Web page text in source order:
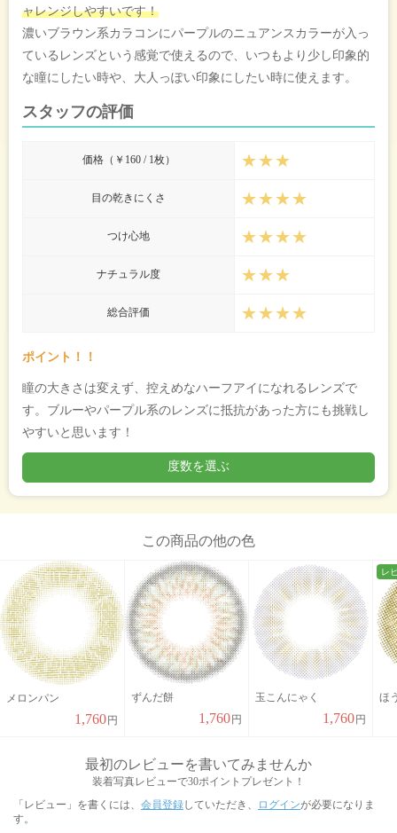
ャレンジしやすいです！
濃いブラウン系カラコンにパープルのニュアンスカラーが入っ
ているレンズという感覚で使えるので、いつもより少し印象的
な瞳にしたい時や、大人っぽい印象にしたい時に使えます。
スタッフの評価
価格（￥160 / 1枚） ★★★
目の乾きにくさ ★★★★
つけ心地 ★★★★
ナチュラル度 ★★★
総合評価 ★★★★
ポイント！！
瞳の大きさは変えず、控えめなハーフアイになれるレンズで
す。ブルーやパープル系のレンズに抵抗があった方にも挑戦し
やすいと思います！
度数を選ぶ
この商品の他の色
メロンパン
1,760 円
ずんだ餅
1,760 円
玉こんにゃく
1,760 円
レ
ほ
最初のレビューを書いてみませんか
装着写真レビューで30ポイントプレゼント！
「レビュー」を書くには、 会員登録していただき、 ログインが必要になりま
す。